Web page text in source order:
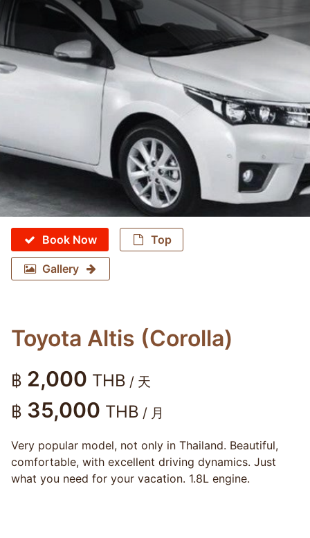
Book Now Top
Gallery
Toyota Altis (Corolla)
฿ 2,000 THB / 天
฿ 35,000 THB / 月
Very popular model, not only in Thailand. Beautiful,
comfortable, with excellent driving dynamics. Just
what you need for your vacation. 1.8L engine.